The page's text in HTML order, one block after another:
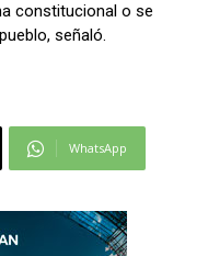
constitucional o se
señaló.
WhatsApp